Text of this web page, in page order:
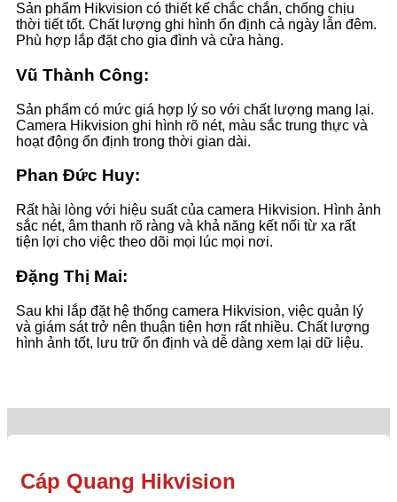
Sản phẩm Hikvision có thiết kế chắc chắn, chống chịu
thời tiết tốt. Chất lượng ghi hình ổn định cả ngày lẫn đêm.
Phù hợp lắp đặt cho gia đình và cửa hàng.
Vũ Thành Công:
Sản phẩm có mức giá hợp lý so với chất lượng mang lại.
Camera Hikvision ghi hình rõ nét, màu sắc trung thực và
hoạt động ổn định trong thời gian dài.
Phan Đức Huy:
Rất hài lòng với hiệu suất của camera Hikvision. Hình ảnh
sắc nét, âm thanh rõ ràng và khả năng kết nối từ xa rất
tiện lợi cho việc theo dõi mọi lúc mọi nơi.
Đặng Thị Mai:
Sau khi lắp đặt hệ thống camera Hikvision, việc quản lý
và giám sát trở nên thuận tiện hơn rất nhiều. Chất lượng
hình ảnh tốt, lưu trữ ổn định và dễ dàng xem lại dữ liệu.
Cáp Quang Hikvision